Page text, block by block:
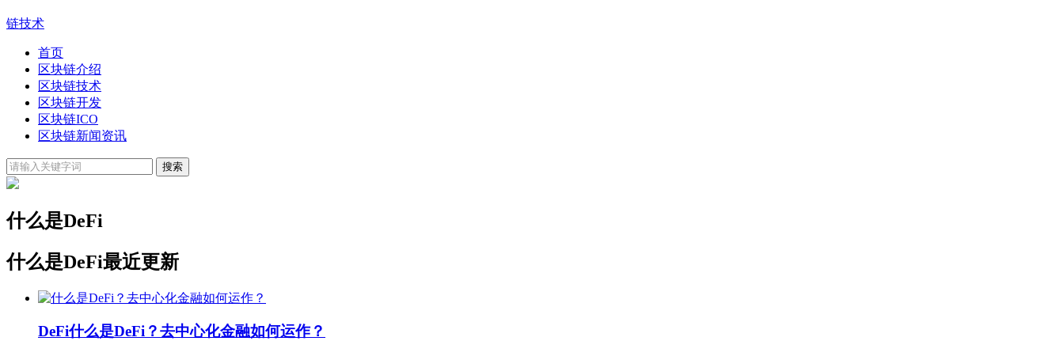
链技术
首页
区块链介绍
区块链技术
区块链开发
区块链ICO
区块链新闻资讯
什么是DeFi
什么是DeFi最近更新
DeFi什么是DeFi？去中心化金融如何运作？